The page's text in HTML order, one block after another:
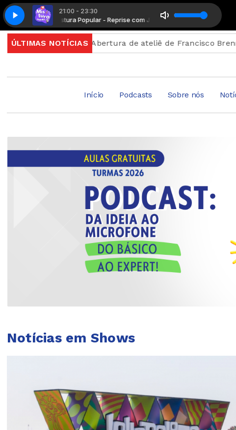
21:00 - 23:30
Mistura Popular - Reprise com João MarcusMistura Popular
ÚLTIMAS NOTÍCIASAbertura de ateliê de Francisco Brennand
Início Podcasts Sobre nós
Notícias em Shows